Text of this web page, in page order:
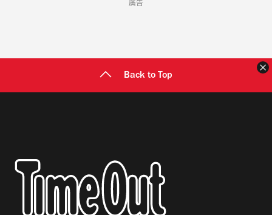
廣告
Back to Top